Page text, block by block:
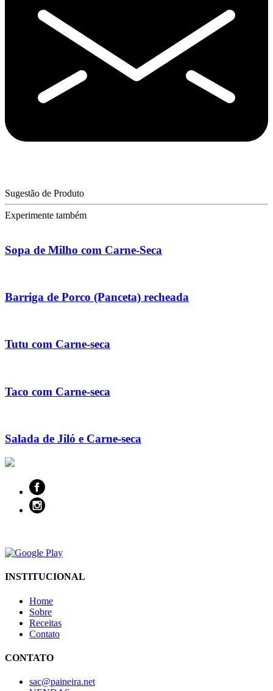
Sugestão de Produto
Experimente também
Sopa de Milho com Carne-Seca
Barriga de Porco (Panceta) recheada
Tutu com Carne-seca
Taco com Carne-seca
Salada de Jiló e Carne-seca
INSTITUCIONAL
Home
Sobre
Receitas
Contato
CONTATO
sac@paineira.net